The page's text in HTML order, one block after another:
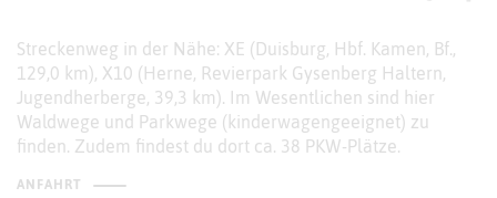
Streckenweg in der Nähe: XE (Duisburg, Hbf. Kamen, Bf.,
129,0 km), X10 (Herne, Revierpark Gysenberg Haltern,
Jugendherberge, 39,3 km). Im Wesentlichen sind hier
Waldwege und Parkwege (kinderwagengeeignet) zu
finden. Zudem findest du dort ca. 38 PKW-Plätze.
ANFAHRT